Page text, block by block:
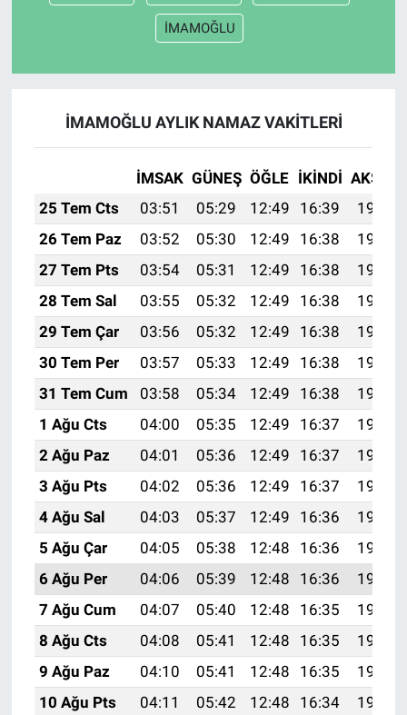
İMAMOĞLU
İMAMOĞLU AYLIK NAMAZ VAKITLERI
İMSAK GÜNEŞ ÖĞLE İKINDI AKŞAM
25 Tem Cts
03:51 05:29 12:49 16:39
19:59
26 Tem Paz
03:52 05:30 12:49 16:38
19:58
27 Tem Pts
03:54 05:31 12:49 16:38
19:57
28 Tem Sal
03:55 05:32 12:49 16:38
19:56
29 Tem Çar
03:56 05:32 12:49 16:38
19:55
30 Tem Per
03:57 05:33 12:49 16:38
19:55
31 Tem Cum
03:58 05:34 12:49 16:38
19:54
1 Ağu Cts
04:00 05:35 12:49 16:37
19:53
2 Ağu Paz
04:01 05:36 12:49 16:37
19:52
3 Ağu Pts
04:02 05:36 12:49 16:37
19:51
4 Ağu Sal
04:03 05:37 12:49 16:36
19:50
5 Ağu Çar
04:05 05:38 12:48 16:36
19:49
6 Ağu Per
04:06 05:39 12:48 16:36
19:48
7 Ağu Cum
04:07 05:40 12:48 16:35
19:47
8 Ağu Cts
04:08 05:41 12:48 16:35
19:46
9 Ağu Paz
04:10 05:41 12:48 16:35
19:45
10 Ağu Pts
04:11 05:42 12:48 16:34
19:43